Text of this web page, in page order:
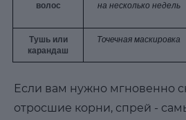
волос
на несколько недель
Тушь или
карандаш
Точечная маскировка
Если вам нужно мгновенно
отросшие корни, спрей -